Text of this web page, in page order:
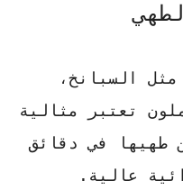
السبانخ،
تعتبر مثالية
طهيها في دقائق
عالية.